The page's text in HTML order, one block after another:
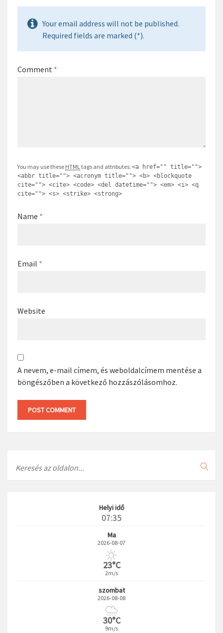
Your email address will not be published.
Required fields are marked (*).
Comment *
You may use these HTMLtags and attributes: <a href="" title="">
<abbr title=""> <acronym title=""> <b> <blockquote
cite=""> <cite> <code> <del datetime=""> <em> <i> <q
cite=""> <s> <strike> <strong>
Name *
Email *
Website
A nevem, e-mail címem, és weboldalcímem mentése a
böngészőben a következő hozzászólásomhoz.
Helyi idő
07:35
Ma
2026-08-07
23°C
2m/s
szombat
2026-08-08
30°C
9m/s